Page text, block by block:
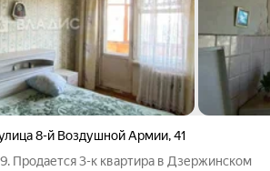
8-й Воздушной Армии,41
Продается 3-к квартира в Дзержинском